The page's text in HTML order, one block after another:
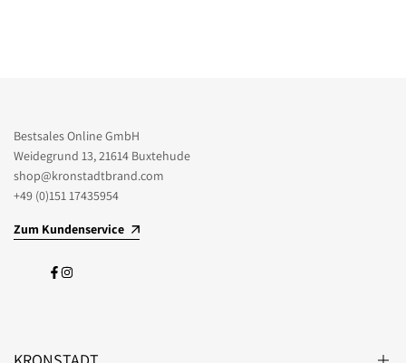
Bestsales Online GmbH
Weidegrund 13, 21614 Buxtehude
shop@kronstadtbrand.com
+49 (0)151 17435954
Zum Kundenservice
Facebook
Instagram